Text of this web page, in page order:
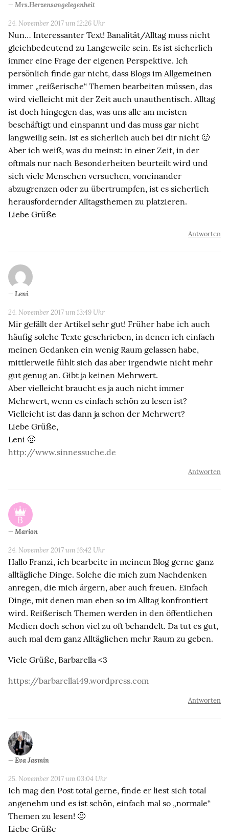
Mrs.Herzensangelegenheit
24. November 2017 um 12:26 Uhr
Nun… Interessanter Text! Banalität/Alltag muss nicht
gleichbedeutend zu Langeweile sein. Es ist sicherlich
immer eine Frage der eigenen Perspektive. Ich
persönlich finde gar nicht, dass Blogs im Allgemeinen
immer „reißerische“ Themen bearbeiten müssen, das
wird vielleicht mit der Zeit auch unauthentisch. Alltag
ist doch hingegen das, was uns alle am meisten
beschäftigt und einspannt und das muss gar nicht
langweilig sein. Ist es sicherlich auch bei dir nicht 🙂
Aber ich weiß, was du meinst: in einer Zeit, in der
oftmals nur nach Besonderheiten beurteilt wird und
sich viele Menschen versuchen, voneinander
abzugrenzen oder zu übertrumpfen, ist es sicherlich
herausfordernder Alltagsthemen zu platzieren.
Liebe Grüße
Antworten
Leni
24. November 2017 um 13:49 Uhr
Mir gefällt der Artikel sehr gut! Früher habe ich auch
häufig solche Texte geschrieben, in denen ich einfach
meinen Gedanken ein wenig Raum gelassen habe,
mittlerweile fühlt sich das aber irgendwie nicht mehr
gut genug an. Gibt ja keinen Mehrwert.
Aber vielleicht braucht es ja auch nicht immer
Mehrwert, wenn es einfach schön zu lesen ist?
Vielleicht ist das dann ja schon der Mehrwert?
Liebe Grüße,
Leni 🙂
http://www.sinnessuche.de
Antworten
Marion
24. November 2017 um 16:42 Uhr
Hallo Franzi, ich bearbeite in meinem Blog gerne ganz
alltägliche Dinge. Solche die mich zum Nachdenken
anregen, die mich ärgern, aber auch freuen. Einfach
Dinge, mit denen man eben so im Alltag konfrontiert
wird. Reißerisch Themen werden in den öffentlichen
Medien doch schon viel zu oft behandelt. Da tut es gut,
auch mal dem ganz Alltäglichen mehr Raum zu geben.
Viele Grüße, Barbarella <3
https://barbarella149.wordpress.com
Antworten
Eva Jasmin
25. November 2017 um 03:04 Uhr
Ich mag den Post total gerne, finde er liest sich total
angenehm und es ist schön, einfach mal so „normale“
Themen zu lesen! 🙂
Liebe Grüße